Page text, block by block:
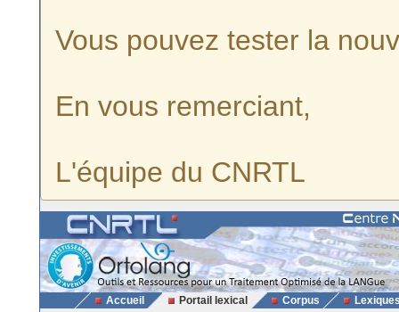
Vous pouvez tester la
En vous remerciant,
L'équipe du CNRTL
Accueil Portail lexical Corpus